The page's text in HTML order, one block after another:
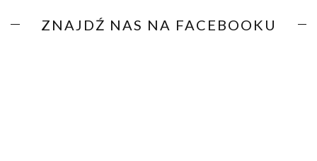
ZNAJDŹ NAS NA FACEBOOKU